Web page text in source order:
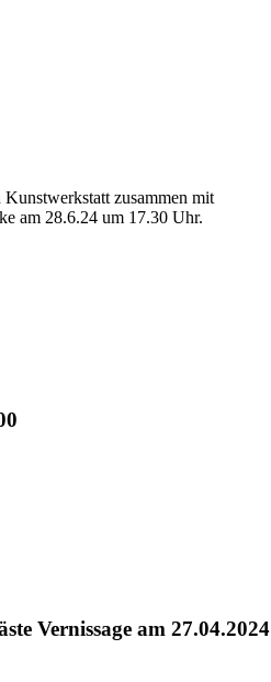
zusammen mit
am 28.6.24 um 17.30 Uhr.
Vernissage am 27.04.2024